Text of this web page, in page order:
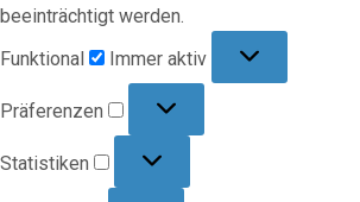
beeinträchtigt werden.
Funktional
Immer aktiv
Präferenzen
Statistiken